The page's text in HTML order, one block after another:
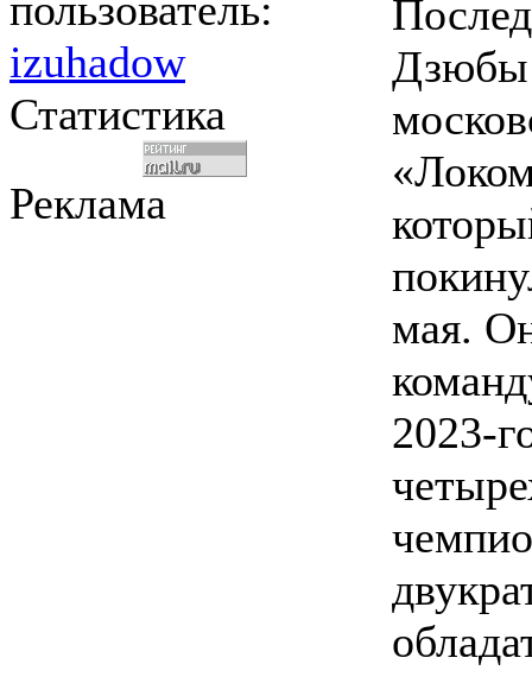
izuhadow
Статистика
Реклама
мая.
2023-